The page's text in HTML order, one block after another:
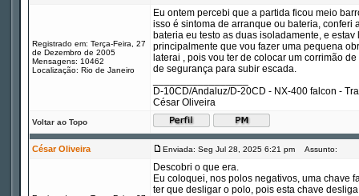
Registrado em: Terça-Feira, 27
de Dezembro de 2005
Mensagens: 10462
Localização: Rio de Janeiro
Eu ontem percebi que a partida ficou meio
isso é sintoma de arranque ou bateria,
bateria eu testo as duas isoladamente, e
principalmente que vou fazer uma pequena
laterai , pois vou ter de colocar um corrimão
de segurança para subir escada.
D-10CD/Andaluz/D-20CD - NX-400 falcon -
César Oliveira
Voltar ao Topo
César Oliveira Enviada: Seg Jul 28, 2025 6:21 pm Assunto:
Descobri o que era.
Eu coloquei, nos polos negativos, uma chave
ter que desligar o polo, pois esta chave